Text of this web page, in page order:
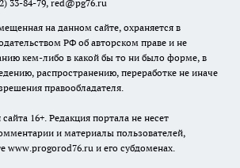
33-84-79, red@pg76.ru
на данном сайте, охраняется в
РФ об авторском праве и не
кем-либо в какой бы то ни было форме, в
распространению, переработке не иначе
правообладателя.
16+. Редакция портала не несет
и материалы пользователей,
www.progorod76.ru и его субдоменах.